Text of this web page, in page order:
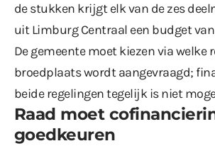
de stukken krijgt elk van de zes
uit Limburg Centraal een budget
De gemeente moet kiezen via welke
broedplaats wordt aangevraagd;
beide regelingen tegelijk is niet
Raad moet
goedkeuren